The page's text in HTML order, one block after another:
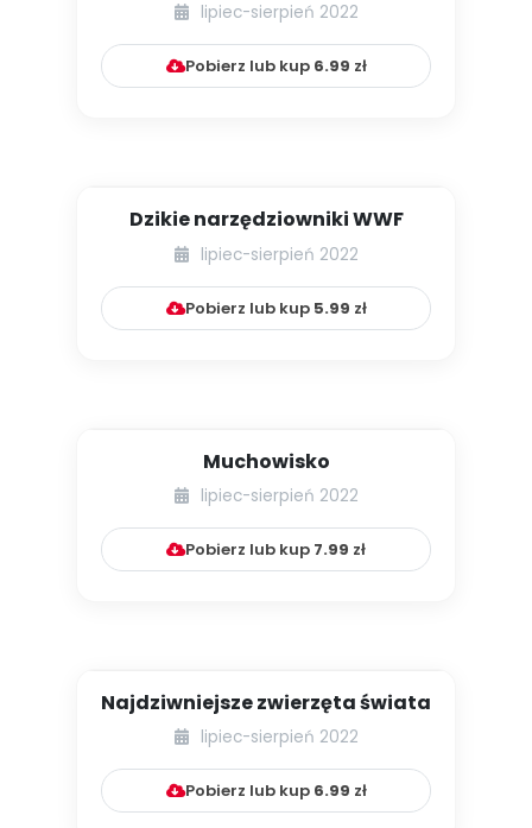
lipiec-sierpień 2022
Pobierz lub kup 6.99 zł
Dzikie narzędziowniki WWF
lipiec-sierpień 2022
Pobierz lub kup 5.99 zł
Muchowisko
lipiec-sierpień 2022
Pobierz lub kup 7.99 zł
Najdziwniejsze zwierzęta świata
lipiec-sierpień 2022
Pobierz lub kup 6.99 zł